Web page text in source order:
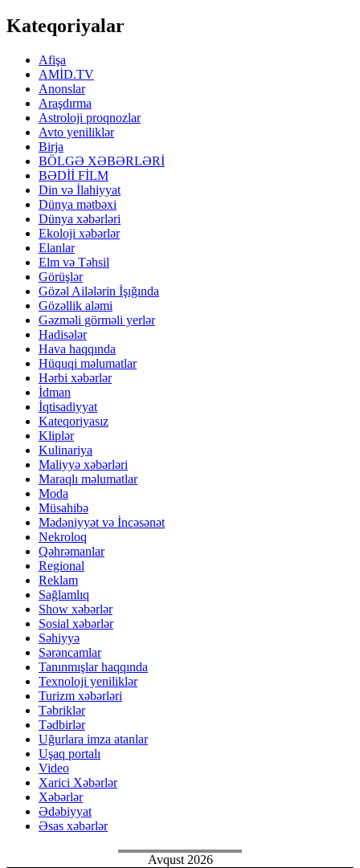
Kateqoriyalar
Afişa
AMİD.TV
Anonslar
Araşdırma
Astroloji proqnozlar
Avto yeniliklər
Birja
BÖLGƏ XƏBƏRLƏRİ
BƏDİİ FİLM
Din və İlahiyyat
Dünya mətbəxi
Dünya xəbərləri
Ekoloji xəbərlər
Elanlar
Elm və Təhsil
Görüşlər
Gözəl Ailələrin İşığında
Gözəllik aləmi
Gəzməli görməli yerlər
Hadisələr
Hava haqqında
Hüquqi məlumatlar
Hərbi xəbərlər
İdman
İqtisadiyyat
Kateqoriyasız
Kliplər
Kulinariya
Maliyyə xəbərləri
Maraqlı məlumatlar
Moda
Müsahibə
Mədəniyyət və İncəsənət
Nekroloq
Qəhrəmanlar
Regional
Reklam
Sağlamlıq
Show xəbərlər
Sosial xəbərlər
Səhiyyə
Sərəncamlar
Tanınmışlar haqqında
Texnoloji yeniliklər
Turizm xəbərləri
Təbriklər
Tədbirlər
Uğurlara imza atanlar
Uşaq portalı
Video
Xarici Xəbərlər
Xəbərlər
Ədəbiyyat
Əsas xəbərlər
Avqust 2026